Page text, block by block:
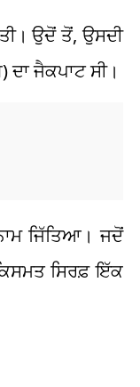
ਉਦੋਂ ਤੋਂ, ਉਸਦੀ
ਦਾ ਜੈਕਪਾਟ ਸੀ।
ਜਿੱਤਿਆ। ਜਦੋਂ
ਸਿਰਫ਼ ਇੱਕ